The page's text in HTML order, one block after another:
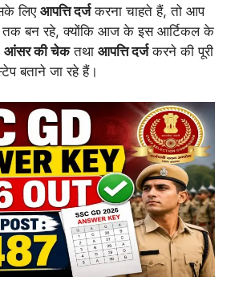
लिए आपत्ति दर्जकरना चाहते हैं, तो आप
बन रहे, क्योंकि आज के इस आर्टिकल के
आंसर की चेकतथा आपत्ति दर्जकरने की पूरी
बताने जा रहे हैं।